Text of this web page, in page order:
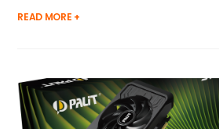
READ MORE +